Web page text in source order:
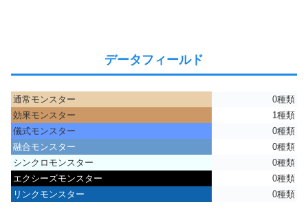
データフィールド
通常モンスター
0種類
効果モンスター
1種類
儀式モンスター
0種類
融合モンスター
0種類
シンクロモンスター
0種類
エクシーズモンスター
0種類
リンクモンスター
0種類